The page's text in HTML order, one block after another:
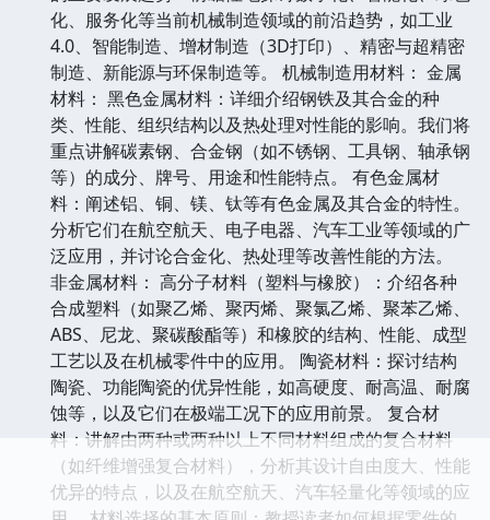
化、服务化等当前机械制造领域的前沿趋势，如工业
4.0、智能制造、增材制造（3D打印）、精密与超精密
制造、新能源与环保制造等。 机械制造用材料： 金属
材料： 黑色金属材料：详细介绍钢铁及其合金的种
类、性能、组织结构以及热处理对性能的影响。我们将
重点讲解碳素钢、合金钢（如不锈钢、工具钢、轴承钢
等）的成分、牌号、用途和性能特点。 有色金属材
料：阐述铝、铜、镁、钛等有色金属及其合金的特性。
分析它们在航空航天、电子电器、汽车工业等领域的广
泛应用，并讨论合金化、热处理等改善性能的方法。
非金属材料： 高分子材料（塑料与橡胶）：介绍各种
合成塑料（如聚乙烯、聚丙烯、聚氯乙烯、聚苯乙烯、
ABS、尼龙、聚碳酸酯等）和橡胶的结构、性能、成型
工艺以及在机械零件中的应用。 陶瓷材料：探讨结构
陶瓷、功能陶瓷的优异性能，如高硬度、耐高温、耐腐
蚀等，以及它们在极端工况下的应用前景。 复合材
料：讲解由两种或两种以上不同材料组成的复合材料
（如纤维增强复合材料），分析其设计自由度大、性能
优异的特点，以及在航空航天、汽车轻量化等领域的应